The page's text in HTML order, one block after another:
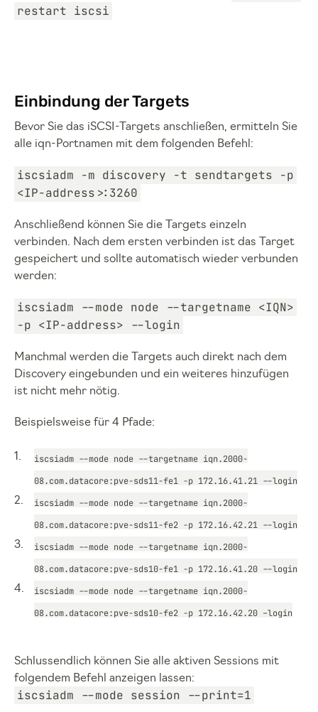
restart iscsi
Einbindung der Targets
Bevor Sie das iSCSI-Targets anschließen, ermitteln Sie
alle iqn-Portnamen mit dem folgenden Befehl:
iscsiadm -m discovery -t sendtargets -p
<IP-address>:3260
Anschließend können Sie die Targets einzeln
verbinden. Nach dem ersten verbinden ist das Target
gespeichert und sollte automatisch wieder verbunden
werden:
iscsiadm --mode node --targetname <IQN>
-p <IP-address> --login
Manchmal werden die Targets auch direkt nach dem
Discovery eingebunden und ein weiteres hinzufügen
ist nicht mehr nötig.
Beispielsweise für 4 Pfade:
iscsiadm --mode node --targetname iqn.2000-
08.com.datacore:pve-sds11-fe1 -p 172.16.41.21 --login
iscsiadm --mode node --targetname iqn.2000-
08.com.datacore:pve-sds11-fe2 -p 172.16.42.21 --login
iscsiadm --mode node --targetname iqn.2000-
08.com.datacore:pve-sds10-fe1 -p 172.16.41.20 --login
iscsiadm --mode node --targetname iqn.2000-
08.com.datacore:pve-sds10-fe2 -p 172.16.42.20 –login
Schlussendlich können Sie alle aktiven Sessions mit
folgendem Befehl anzeigen lassen:
iscsiadm --mode session --print=1